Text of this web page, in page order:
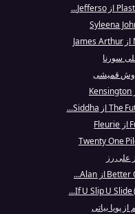
سورنا
قمیشی
علی رز
پویا بیاتی